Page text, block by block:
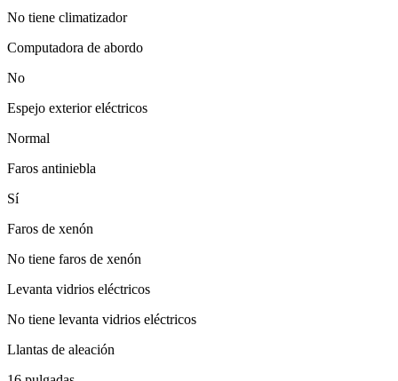
No tiene climatizador
Computadora de abordo
No
Espejo exterior eléctricos
Normal
Faros antiniebla
Sí
Faros de xenón
No tiene faros de xenón
Levanta vidrios eléctricos
No tiene levanta vidrios eléctricos
Llantas de aleación